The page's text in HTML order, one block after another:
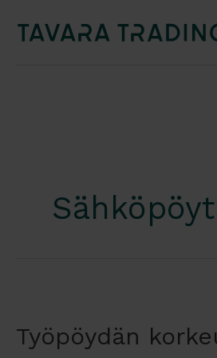
Työpöydän